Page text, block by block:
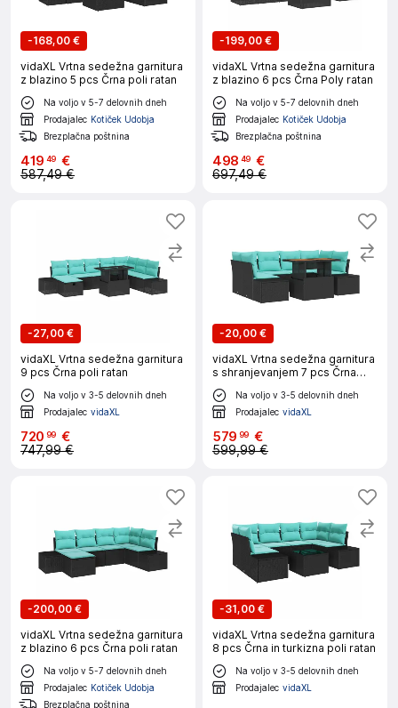
-168,00 €
vidaXL Vrtna sedežna garnitura
z blazino 5 pcs Črna poli ratan
Na voljo v 5-7 delovnih dneh
Prodajalec Kotiček Udobja
Brezplačna poštnina
419 49 €
587,49 €
-199,00 €
vidaXL Vrtna sedežna garnitura
z blazino 6 pcs Črna Poly ratan
Na voljo v 5-7 delovnih dneh
Prodajalec Kotiček Udobja
Brezplačna poštnina
498 49 €
697,49 €
-27,00 €
vidaXL Vrtna sedežna garnitura
9 pcs Črna poli ratan
Na voljo v 3-5 delovnih dneh
Prodajalec vidaXL
720 99 €
747,99 €
-20,00 €
vidaXL Vrtna sedežna garnitura
s shranjevanjem 7 pcs Črna
Poly ratan
Na voljo v 3-5 delovnih dneh
Prodajalec vidaXL
579 99 €
599,99 €
-200,00 €
vidaXL Vrtna sedežna garnitura
z blazino 6 pcs Črna poli ratan
Na voljo v 5-7 delovnih dneh
Prodajalec Kotiček Udobja
Brezplačna poštnina
-31,00 €
vidaXL Vrtna sedežna garnitura
8 pcs Črna in turkizna poli ratan
Na voljo v 3-5 delovnih dneh
Prodajalec vidaXL